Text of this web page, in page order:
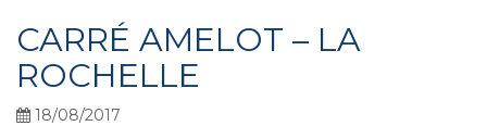
CARRÉ AMELOT – LA
ROCHELLE
18/08/2017